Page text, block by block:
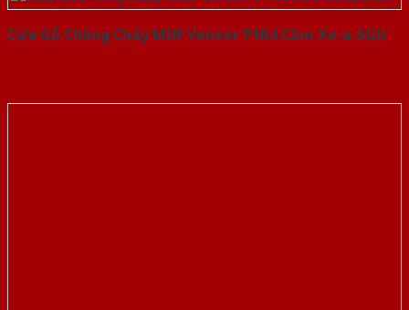
Cửa Gỗ Chống Cháy MDF Veneer P1R4 Căm Xe-a-SGD